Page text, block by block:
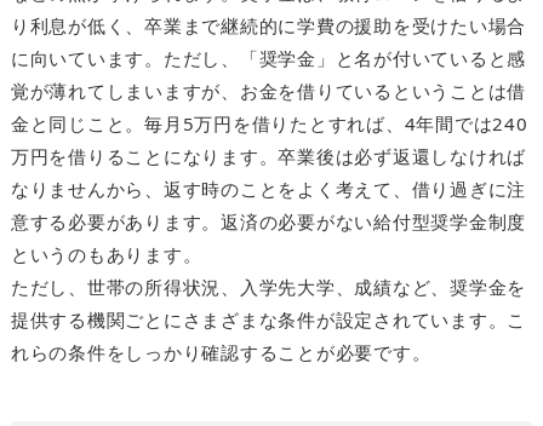
り利息が低く、卒業まで継続的に学費の援助を受けたい場合
に向いています。ただし、「奨学金」と名が付いていると感
覚が薄れてしまいますが、お金を借りているということは借
金と同じこと。毎月5万円を借りたとすれば、4年間では240
万円を借りることになります。卒業後は必ず返還しなければ
なりませんから、返す時のことをよく考えて、借り過ぎに注
意する必要があります。返済の必要がない給付型奨学金制度
というのもあります。
ただし、世帯の所得状況、入学先大学、成績など、奨学金を
提供する機関ごとにさまざまな条件が設定されています。こ
れらの条件をしっかり確認することが必要です。